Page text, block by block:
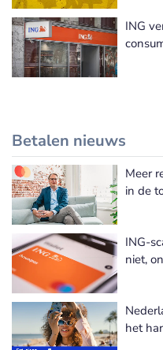
ING
Betalen nieuws
Meer
in de
ING-
niet,
het